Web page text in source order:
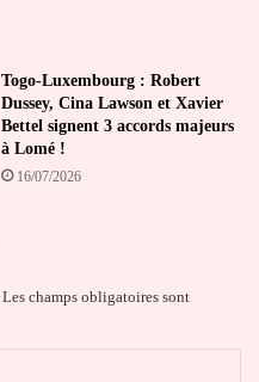
Togo-Luxembourg : Robert
Dussey, Cina Lawson et Xavier
Bettel signent 3 accords majeurs
à Lomé !
16/07/2026
Les champs obligatoires sont